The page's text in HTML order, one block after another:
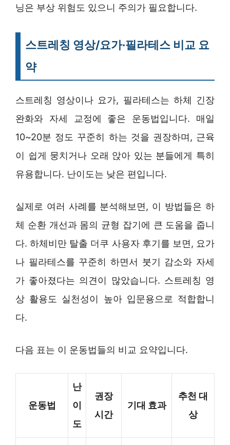
닝은 부상 위험도 있으니 주의가 필요합니다.
스트레칭 영상/요가·필라테스 비교 요
약
스트레칭 영상이나 요가, 필라테스는 하체 긴장
완화와 자세 교정에 좋은 운동법입니다. 매일
10~20분 정도 꾸준히 하는 것을 권장하며, 근육
이 쉽게 뭉치거나 오래 앉아 있는 분들에게 특히
유용합니다. 난이도는 낮은 편입니다.
실제로 여러 사례를 분석해보면, 이 방법들은 하
체 순환 개선과 몸의 균형 잡기에 큰 도움을 줍니
다. 하체비만 탈출 더쿠 사용자 후기를 보면, 요가
나 필라테스를 꾸준히 하면서 붓기 감소와 자세
가 좋아졌다는 의견이 많았습니다. 스트레칭 영
상 활용도 실천성이 높아 입문용으로 적합합니
다.
다음 표는 이 운동법들의 비교 요약입니다.
운동법
난
이
도
권장
시간
기대 효과
추천 대
상